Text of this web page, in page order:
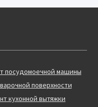
посудомоечной машины
поверхности
кухонной вытяжки